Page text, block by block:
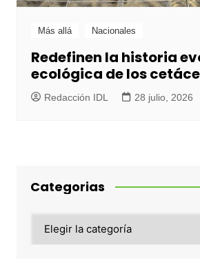
Más allá Nacionales
Redefinen la historia
ecológica de los
Redacción IDL 28 julio, 2026
Categorias